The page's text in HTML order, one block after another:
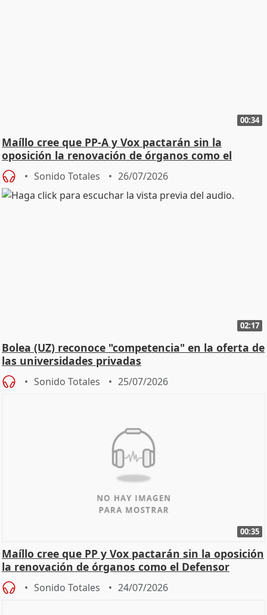
00:34
Maíllo cree que PP-A y Vox pactarán sin la
oposición la renovación de órganos como el
Defensor
Sonido Totales 26/07/2026
02:17
Bolea (UZ) reconoce "competencia" en la oferta de
las universidades privadas
Sonido Totales 25/07/2026
00:35
Maíllo cree que PP y Vox pactarán sin la oposición
la renovación de órganos como el Defensor
Sonido Totales 24/07/2026